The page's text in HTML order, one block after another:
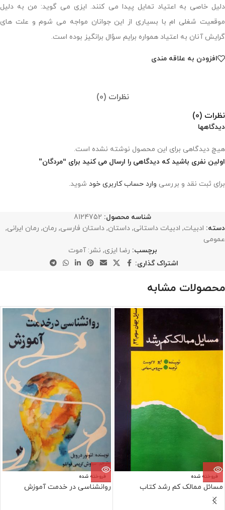
دلیل خاصی به اعتیاد تمایل پیدا می کنند. ایزی می گوید: من به دلیل
موقعیت شغلی ام با بسیاری از این جوانان مواجه می شوم و علت های
گرایش آنان به اعتیاد همواره برایم سؤال برانگیز بوده است.
افزودن به علاقه مندی
نظرات (0)
نظرات (0)
دیدگاهها
هیچ دیدگاهی برای این محصول نوشته نشده است.
اولین نفری باشید که دیدگاهی را ارسال می کنید برای “مردگان”
برای ثبت نقد و بررسی وارد حساب کاربری خود شوید.
شناسه محصول: 8124752
دسته: ادبیات, ادبیات داستانی, داستان, داستان فارسی, رمان, رمان ایرانی,
عمومی
برچسب: رضا ایزی, نشر: آموت
اشتراک گذاری:
محصولات مشابه
فروخته شده
مسائل ممالک کم رشد کتاب
فروخته شده
روانشناسی در خدمت آموزش